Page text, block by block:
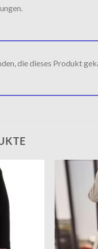
die dieses Produkt